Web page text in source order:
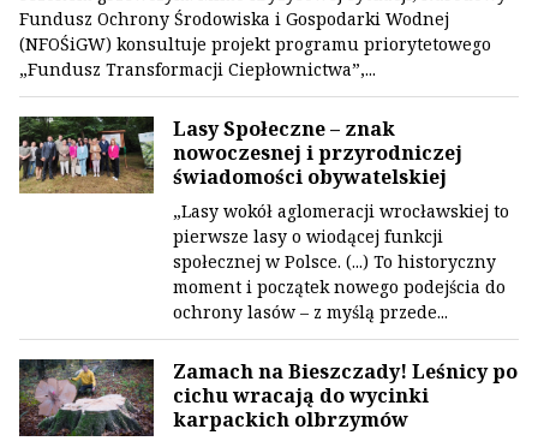
Fundusz Ochrony Środowiska i Gospodarki Wodnej
(NFOŚiGW) konsultuje projekt programu priorytetowego
„Fundusz Transformacji Ciepłownictwa”,...
Lasy Społeczne – znak
nowoczesnej i przyrodniczej
świadomości obywatelskiej
„Lasy wokół aglomeracji wrocławskiej to
pierwsze lasy o wiodącej funkcji
społecznej w Polsce. (...) To historyczny
moment i początek nowego podejścia do
ochrony lasów – z myślą przede...
Zamach na Bieszczady! Leśnicy po
cichu wracają do wycinki
karpackich olbrzymów